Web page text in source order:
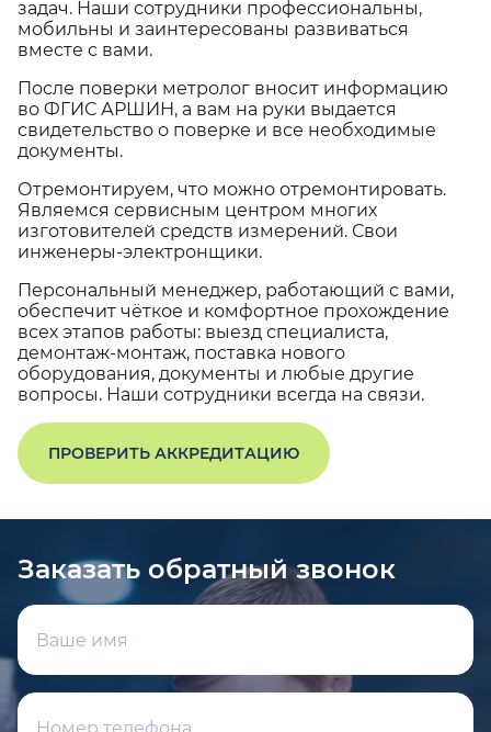
задач. Наши сотрудники профессиональны,
мобильны и заинтересованы развиваться
вместе с вами.
После поверки метролог вносит информацию
во ФГИС АРШИН, а вам на руки выдается
свидетельство о поверке и все необходимые
документы.
Отремонтируем, что можно отремонтировать.
Являемся сервисным центром многих
изготовителей средств измерений. Свои
инженеры-электронщики.
Персональный менеджер, работающий с вами,
обеспечит чёткое и комфортное прохождение
всех этапов работы: выезд специалиста,
демонтаж-монтаж, поставка нового
оборудования, документы и любые другие
вопросы. Наши сотрудники всегда на связи.
ПРОВЕРИТЬ АККРЕДИТАЦИЮ
Заказать обратный звонок